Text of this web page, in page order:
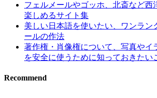
フェルメールやゴッホ、北斎など西
楽しめるサイト集
美しい日本語を使いたい、ワンラン
ールの作法
著作権・肖像権について、写真やイ
を安全に使うために知っておきたい
Recommend